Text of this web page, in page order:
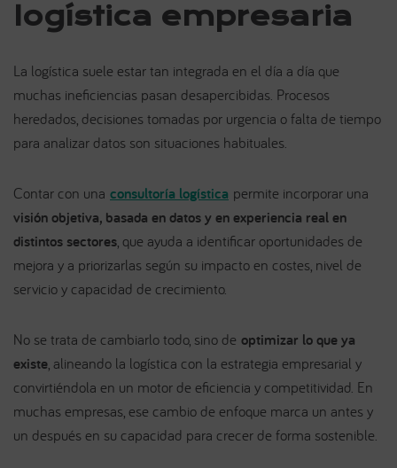
logística empresaria
La logística suele estar tan integrada en el día a día que
muchas ineficiencias pasan desapercibidas. Procesos
heredados, decisiones tomadas por urgencia o falta de tiempo
para analizar datos son situaciones habituales.
Contar con una consultoría logística permite incorporar una
visión objetiva, basada en datos y en experiencia real en
distintos sectores, que ayuda a identificar oportunidades de
mejora y a priorizarlas según su impacto en costes, nivel de
servicio y capacidad de crecimiento.
No se trata de cambiarlo todo, sino de optimizar lo que ya
existe, alineando la logística con la estrategia empresarial y
convirtiéndola en un motor de eficiencia y competitividad. En
muchas empresas, ese cambio de enfoque marca un antes y
un después en su capacidad para crecer de forma sostenible.